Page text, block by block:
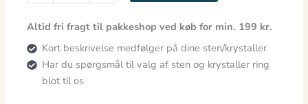
Altid fri fragt til pakkeshop ved køb for min. 199 kr.
Kort beskrivelse medfølger på dine sten/krystaller
Har du spørgsmål til valg af sten og krystaller ring
blot til os